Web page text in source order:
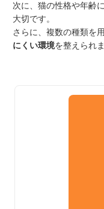
次に、猫の性格や年齢
大切です。
さらに、複数の種類を
にくい環境を整えられま